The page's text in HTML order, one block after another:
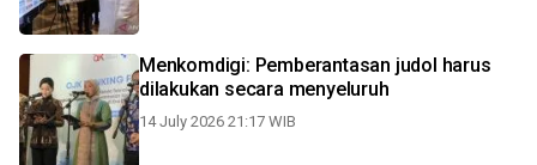
Menkomdigi: Pemberantasan judol harus
dilakukan secara menyeluruh
14 July 2026 21:17 WIB